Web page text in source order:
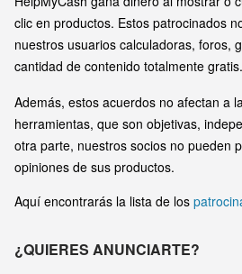
clic en productos. Estos patrocinados
nuestros usuarios calculadoras, foros,
cantidad de contenido totalmente gratis.
Además, estos acuerdos no afectan a
herramientas, que son objetivas,
otra parte, nuestros socios no pueden
opiniones de sus productos.
Aquí encontrarás la lista de los
¿QUIERES ANUNCIARTE?